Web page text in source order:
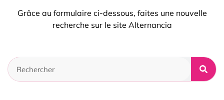
Grâce au formulaire ci-dessous, faites une nouvelle
recherche sur le site Alternancia